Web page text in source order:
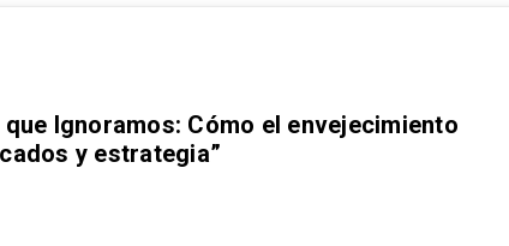
Ignoramos: Cómo el envejecimiento
y estrategia”